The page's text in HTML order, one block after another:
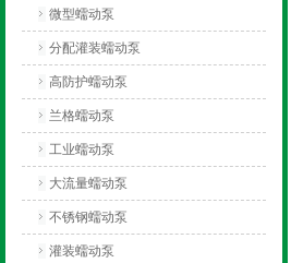
微型蠕动泵
分配灌装蠕动泵
高防护蠕动泵
兰格蠕动泵
工业蠕动泵
大流量蠕动泵
不锈钢蠕动泵
灌装蠕动泵